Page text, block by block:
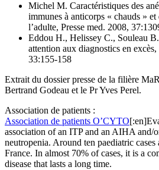
Michel M. Caractéristiques des
immunes à anticorps « chauds »
l’adulte, Presse med. 2008,
Eddou H., Helissey C., Souleau
attention aux diagnostics en
33:155-158
Extrait du dossier presse de la filière
Bertrand Godeau et le Pr Yves Perel.
Association de patients :
Association de patients O’CYTO
association of an ITP and an AIHA and/
neutropenia. Around ten paediatric cases
France. In almost 70% of cases, it is a
disease that lasts a long time.